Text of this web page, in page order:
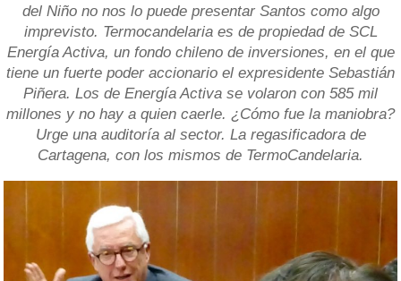
del Niño no nos lo puede presentar Santos como algo
imprevisto. Termocandelaria es de propiedad de SCL
Energía Activa, un fondo chileno de inversiones, en el que
tiene un fuerte poder accionario el expresidente Sebastián
Piñera. Los de Energía Activa se volaron con 585 mil
millones y no hay a quien caerle. ¿Cómo fue la maniobra?
Urge una auditoría al sector. La regasificadora de
Cartagena, con los mismos de TermoCandelaria.